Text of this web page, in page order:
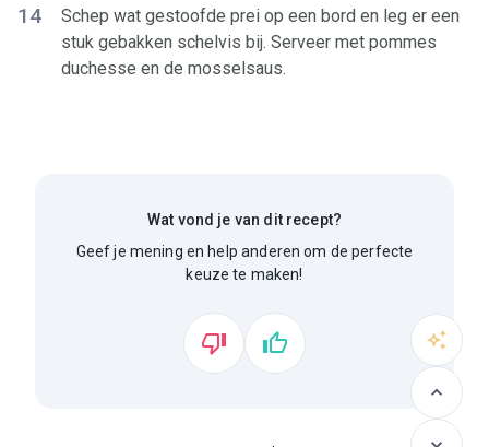
14
Schep wat gestoofde prei op een bord en leg er een
stuk gebakken schelvis bij. Serveer met pommes
duchesse en de mosselsaus.
Wat vond je van dit recept?
Geef je mening en help anderen om de perfecte
keuze te maken!